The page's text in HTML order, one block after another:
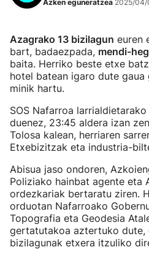
Azken eguneratzea 2025/04/
Azagrako 13 bizilagun euren
bart, badaezpada, mendi-
baita. Herriko beste etxe
hotel batean igaro dute gaua
minik hartu.
SOS Nafarroa
duenez, 23:45 aldera izan
Tolosa kalean, herriaren
Etxebizitzak eta industria-
Abisua jaso ondoren,
Poliziako hainbat agente eta
ordezkariak bertaratu ziren.
orduotan Nafarroako
Topografia eta Geodesia
gertatutakoa aztertuko dute,
bizilagunak etxera itzuliko